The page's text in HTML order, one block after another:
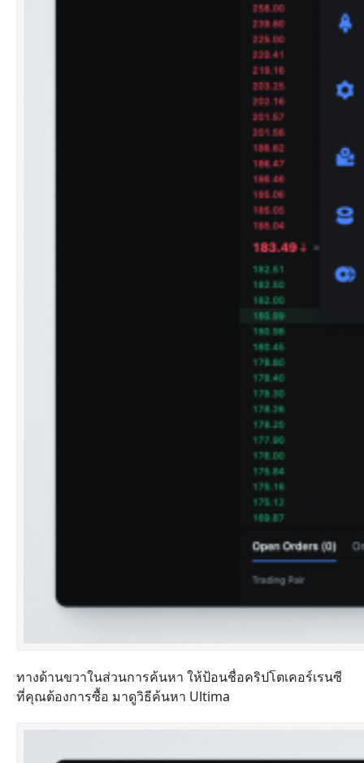
ทางด้านขวาในส่วนการค้นหา ให้ป้อนชื่อคริปโตเคอร์เรนซี
ที่คุณต้องการซื้อ มาดูวิธีค้นหา Ultima